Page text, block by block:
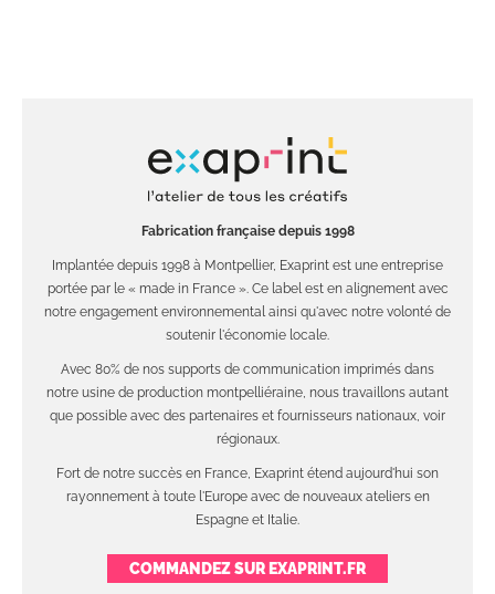
Fabrication française depuis 1998
Implantée depuis 1998 à Montpellier, Exaprint est une entreprise
portée par le « made in France ». Ce label est en alignement avec
notre engagement environnemental ainsi qu'avec notre volonté de
soutenir l'économie locale.
Avec 80% de nos supports de communication imprimés dans
notre usine de production montpelliéraine, nous travaillons autant
que possible avec des partenaires et fournisseurs nationaux, voir
régionaux.
Fort de notre succès en France, Exaprint étend aujourd'hui son
rayonnement à toute l'Europe avec de nouveaux ateliers en
Espagne et Italie.
COMMANDEZ SUR EXAPRINT.FR